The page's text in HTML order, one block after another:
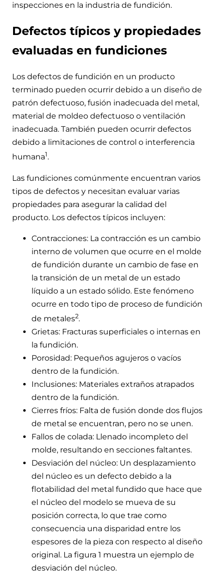
inspecciones en la industria de fundición.
Defectos típicos y propiedades
evaluadas en fundiciones
Los defectos de fundición en un producto
terminado pueden ocurrir debido a un diseño de
patrón defectuoso, fusión inadecuada del metal,
material de moldeo defectuoso o ventilación
inadecuada. También pueden ocurrir defectos
debido a limitaciones de control o interferencia
humana1.
Las fundiciones comúnmente encuentran varios
tipos de defectos y necesitan evaluar varias
propiedades para asegurar la calidad del
producto. Los defectos típicos incluyen:
Contracciones: La contracción es un cambio
interno de volumen que ocurre en el molde
de fundición durante un cambio de fase en
la transición de un metal de un estado
líquido a un estado sólido. Este fenómeno
ocurre en todo tipo de proceso de fundición
de metales2.
Grietas: Fracturas superficiales o internas en
la fundición.
Porosidad: Pequeños agujeros o vacíos
dentro de la fundición.
Inclusiones: Materiales extraños atrapados
dentro de la fundición.
Cierres fríos: Falta de fusión donde dos flujos
de metal se encuentran, pero no se unen.
Fallos de colada: Llenado incompleto del
molde, resultando en secciones faltantes.
Desviación del núcleo: Un desplazamiento
del núcleo es un defecto debido a la
flotabilidad del metal fundido que hace que
el núcleo del modelo se mueva de su
posición correcta, lo que trae como
consecuencia una disparidad entre los
espesores de la pieza con respecto al diseño
original. La figura 1 muestra un ejemplo de
desviación del núcleo.